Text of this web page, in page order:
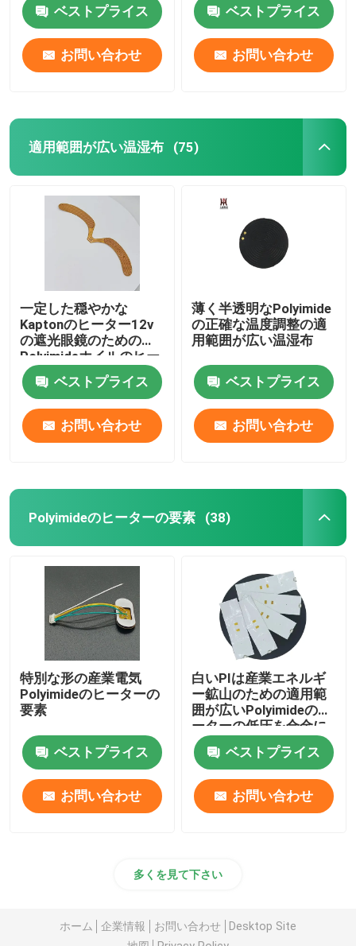
ベストプライス
お問い合わせ
ベストプライス
お問い合わせ
適用範囲が広い温湿布 (75)
一定した穏やかな
Kaptonのヒーター12v
の遮光眼鏡のための
Polyimideホイルのヒー
ター
ベストプライス
お問い合わせ
薄く半透明なPolyimide
の正確な温度調整の適
用範囲が広い温湿布
ベストプライス
お問い合わせ
Polyimideのヒーターの要素 (38)
特別な形の産業電気
Polyimideのヒーターの
要素
ベストプライス
お問い合わせ
白いPIは産業エネルギ
ー鉱山のための適用範
囲が広いPolyimideのヒ
ーターの低圧を合金に
する
ベストプライス
お問い合わせ
多くを見て下さい
ホーム 企業情報 お問い合わせ
Desktop Site